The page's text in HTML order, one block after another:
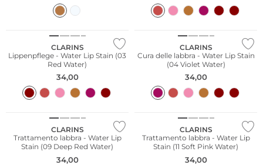
CLARINS
Lippenpflege - Water Lip Stain (03
Red Water)
34,00
CLARINS
Cura delle labbra - Water Lip Stain
(04 Violet Water)
34,00
CLARINS
Trattamento labbra - Water Lip
Stain (09 Deep Red Water)
34,00
CLARINS
Trattamento labbra - Water Lip
Stain (11 Soft Pink Water)
34,00